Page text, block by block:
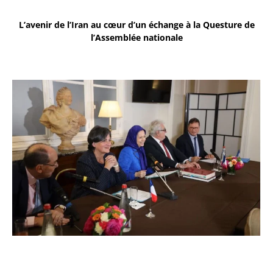
L’avenir de l’Iran au cœur d’un échange à la Questure de
l’Assemblée nationale